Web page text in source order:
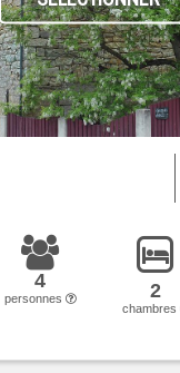
4
personnes 2
chambres